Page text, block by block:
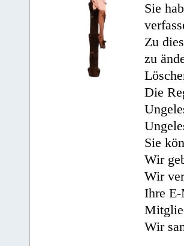
Sie
Zu
zu
Die
Sie
Wir
Wir
Ihre
Wir